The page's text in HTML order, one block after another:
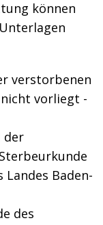
können
verstorbenen
vorliegt -
der
Baden-
des